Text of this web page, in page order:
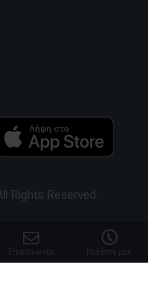
Rights Reserved.
Επικοινωνία Καλέστε μας